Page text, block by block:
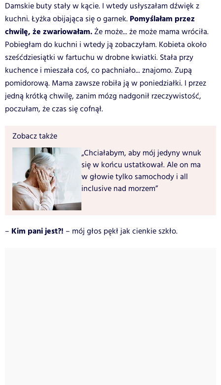
Damskie buty stały w kącie. I wtedy usłyszałam dźwięk z
kuchni. Łyżka obijająca się o garnek. Pomyślałam przez
chwilę, że zwariowałam.Że może... że może mama wróciła.
Pobiegłam do kuchni i wtedy ją zobaczyłam. Kobieta około
sześćdziesiątki w fartuchu w drobne kwiatki. Stała przy
kuchence i mieszała coś, co pachniało... znajomo. Zupą
pomidorową. Mama zawsze robiła ją w poniedziałki. I przez
jedną krótką chwilę, zanim mózg nadgonił rzeczywistość,
poczułam, że czas się cofnął.
Zobacz także
„Chciałabym, aby mój jedyny wnuk
się w końcu ustatkował. Ale on ma
w głowie tylko samochody i all
inclusive nad morzem”
– Kim pani jest?! – mój głos pękł jak cienkie szkło.